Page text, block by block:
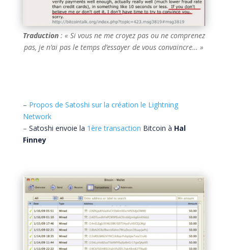
Traduction: « Si vous ne me croyez pas ou ne comprenez
pas, je n’ai pas le temps d’essayer de vous convaincre… »
– Propos de Satoshi sur la création le Lightning
Network
– Satoshi envoie la 1ère transaction Bitcoin à Hal
Finney